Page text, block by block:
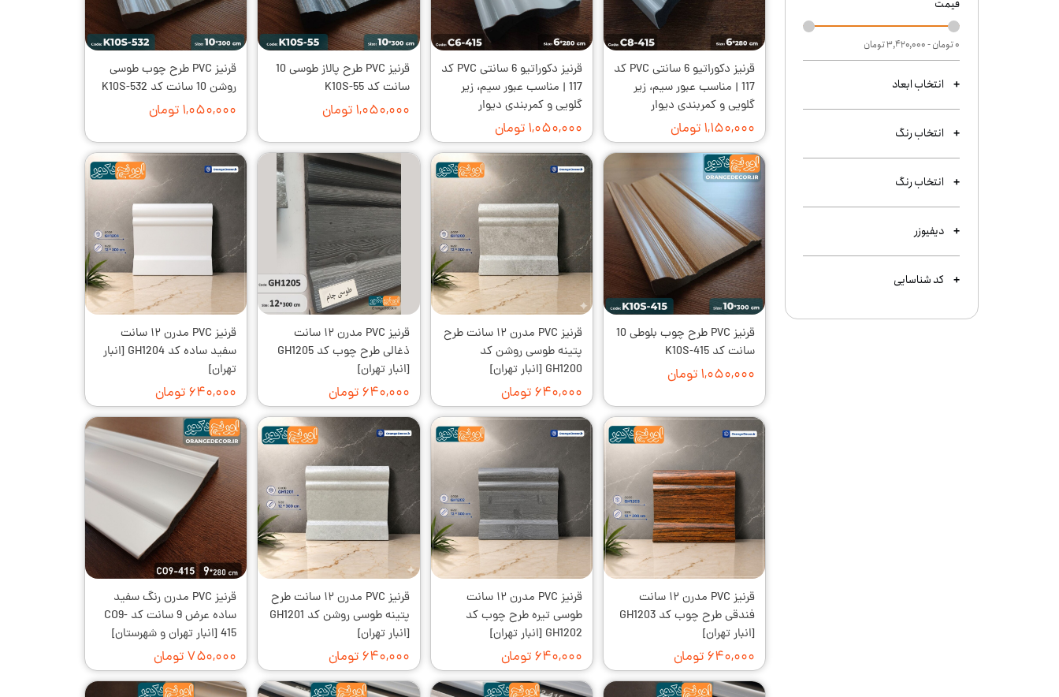
قیمت
۰ تومان - ۳,۴۲۰,۰۰۰ تومان
انتخاب ابعاد
انتخاب رنگ
انتخاب رنگ
دیفیوزر
کد شناسایی
قرنیز دکوراتیو 6 سانتی PVC کد
117 | مناسب عبور سیم، زیر
گلویی و کمربندی دیوار
۱,۱۵۰,۰۰۰ تومان
قرنیز دکوراتیو 6 سانتی PVC کد
117 | مناسب عبور سیم، زیر
گلویی و کمربندی دیوار
۱,۰۵۰,۰۰۰ تومان
قرنیز PVC طرح پالاز طوسی 10
سانت کد K10S-55
۱,۰۵۰,۰۰۰ تومان
قرنیز PVC طرح چوب طوسی
روشن 10 سانت کد K10S-532
۱,۰۵۰,۰۰۰ تومان
قرنیز PVC طرح چوب بلوطی 10
سانت کد K10S-415
۱,۰۵۰,۰۰۰ تومان
قرنیز PVC مدرن ۱۲ سانت طرح
پتینه طوسی روشن کد
GH1200 [انبار تهران]
۶۴۰,۰۰۰ تومان
قرنیز PVC مدرن ۱۲ سانت
ذغالی طرح چوب کد GH1205
[انبار تهران]
۶۴۰,۰۰۰ تومان
قرنیز PVC مدرن ۱۲ سانت
سفید ساده کد GH1204 [انبار
تهران]
۶۴۰,۰۰۰ تومان
قرنیز PVC مدرن ۱۲ سانت
فندقی طرح چوب کد GH1203
[انبار تهران]
۶۴۰,۰۰۰ تومان
قرنیز PVC مدرن ۱۲ سانت
طوسی تیره طرح چوب کد
GH1202 [انبار تهران]
۶۴۰,۰۰۰ تومان
قرنیز PVC مدرن ۱۲ سانت طرح
پتینه طوسی روشن کد GH1201
[انبار تهران]
۶۴۰,۰۰۰ تومان
قرنیز PVC مدرن رنگ سفید
ساده عرض 9 سانت کد CO9-
415 [انبار تهران و شهرستان]
۷۵۰,۰۰۰ تومان